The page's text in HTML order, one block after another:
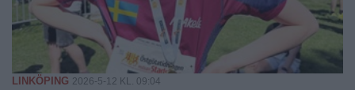
LINKÖPING 2026-5-12 KL. 09:04